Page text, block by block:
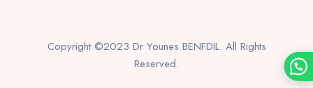
Copyright ©2023 Dr Younes BENFDIL. All Rights
Reserved.